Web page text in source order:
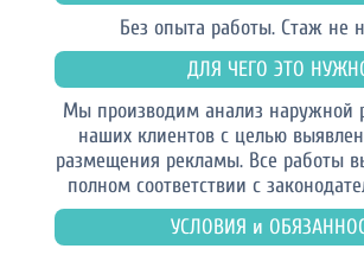
Без опыта работы. Стаж не
ДЛЯ ЧЕГО ЭТО
Мы производим анализ наружной
наших клиентов с целью
размещения рекламы. Все работы
полном соответствии с
УСЛОВИЯ и